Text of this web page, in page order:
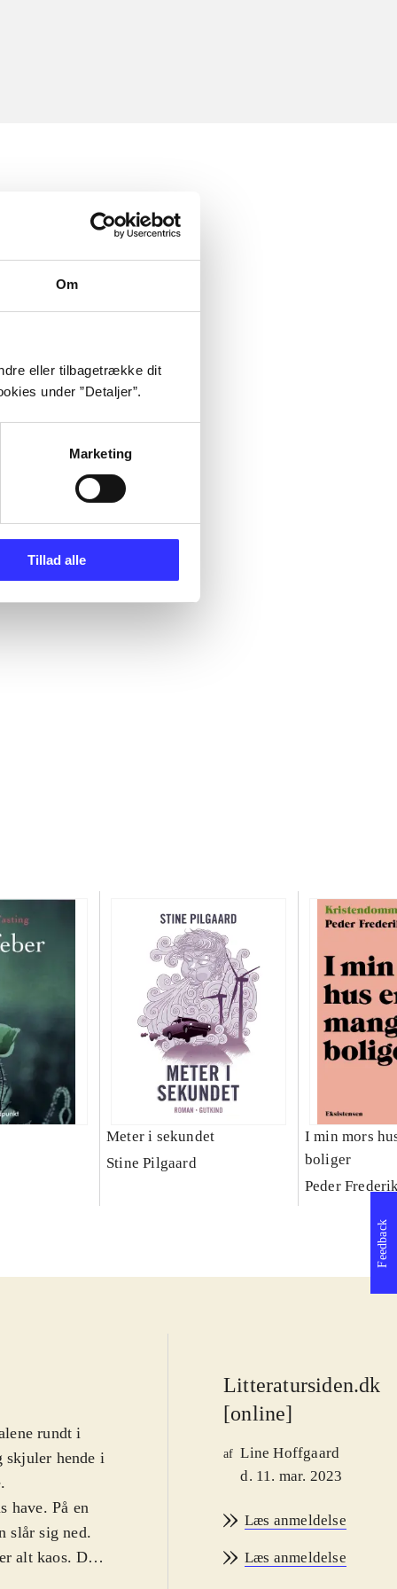
Om
eller tilbagetrække dit
under ”Detaljer”.
Marketing
Tillad alle
Meter i sekundet
Stine Pilgaard
I min mors
boliger
Peder
rundt i
skjuler hende i
.
have. På en
slår sig ned.
alt kaos. Der
Litteratursiden.dk
[online]
af Line Hoffgaard
d. 11. mar. 2023
Læs anmeldelse
Læs anmeldelse
Feedback